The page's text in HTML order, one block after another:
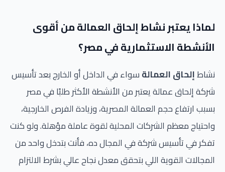
لماذا يعتبر نشاط إلحاق العمالة من أقوى
الأنشطة الاستثمارية في مصر؟
نشاطإلحاق العمالةسواء في الداخل أو الخارج بعد تأسيس
شركة إلحاق عمالة يعتبر من الأنشطة الأكثر طلبًا في مصر
بسبب ارتفاع حجم العمالة المصرية، وزيادة الفرص الخارجية،
واحتياج معظم الشركات المحلية لقوة عاملة مؤهلة. ولو كنت
تفكر في تأسيس شركة في المجال ده، فأنت بتدخل واحد من
المجالات القوية اللي بتحقق معدل نجاح عالي بشرط الالتزام